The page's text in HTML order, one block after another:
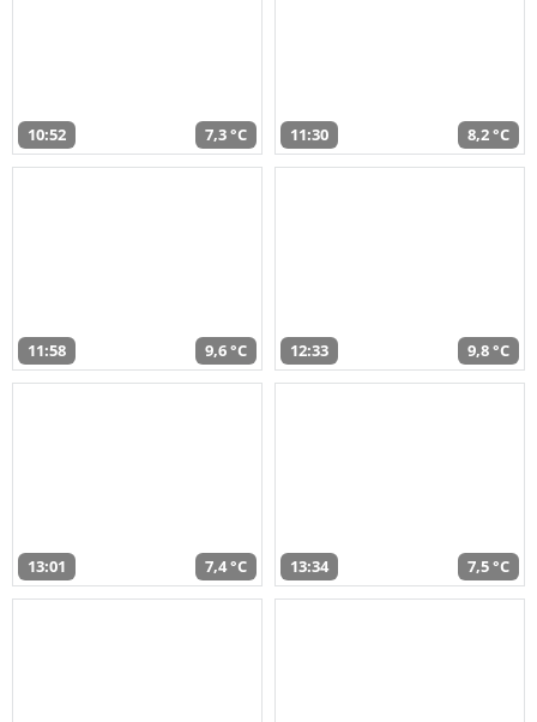
10:52 7,3 °C 11:30 8,2 °C
11:58 9,6 °C 12:33 9,8 °C
13:01 7,4 °C 13:34 7,5 °C